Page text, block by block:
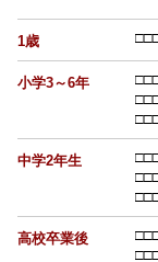
1歳 □□
小学3～6年 □□
□□
□□
中学2年生 □□
□□
□□
高校卒業後 □□
□□